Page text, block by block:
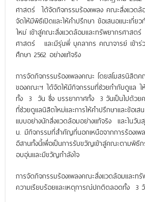
ศาสตร์ ได้จัดกิจกรรมร้องเพลง คณะสิ่งแว
จัดให้มีพิธีเปิดและให้คำปรึกษา ข้อเสนอแนะเกี่
ใหม่ เข้าสู่คณะสิ่งแวดล้อมและทรัพยากรศา
ศาสตร์ และมีรุ่นพี่ บุคลากร คณาจารย์ เข้าร่วม
ศึกษา 2562 อย่างแท้จริง
การจัดกิจกรรมร้องเพลงคณะ โดยสโมสรนิสิ
ของคณะฯ ได้จัดให้มีกิจกรรมที่ช่วยกำกับดูแล
ทั้ง 3 วัน ซึ่ง บรรยากาศทั้ง 3 วันเป็นไปด้วยค
ที่ช่วยดูแลนิสิตใหม่และการให้คำปรึกษาและข้อเ
แบบอย่างนักสิ่งแวดล้อมอย่างแท้จริง และในวั
น. มีกิจกรรมที่สำคัญที่นอกเหนือจากการร้องเ
อีสานทั้งนี้เพื่อเป็นการรับขวัญเข้าสู่คณะตามพิธีก
อบอุ่นและมีขวัญกำลังใจ
การจัดกิจกรรมร้องเพลงคณะสิ่งแวดล้อมและท
ความเรียบร้อยและเหตุการณ์ปกติตลอดทั้ง 3